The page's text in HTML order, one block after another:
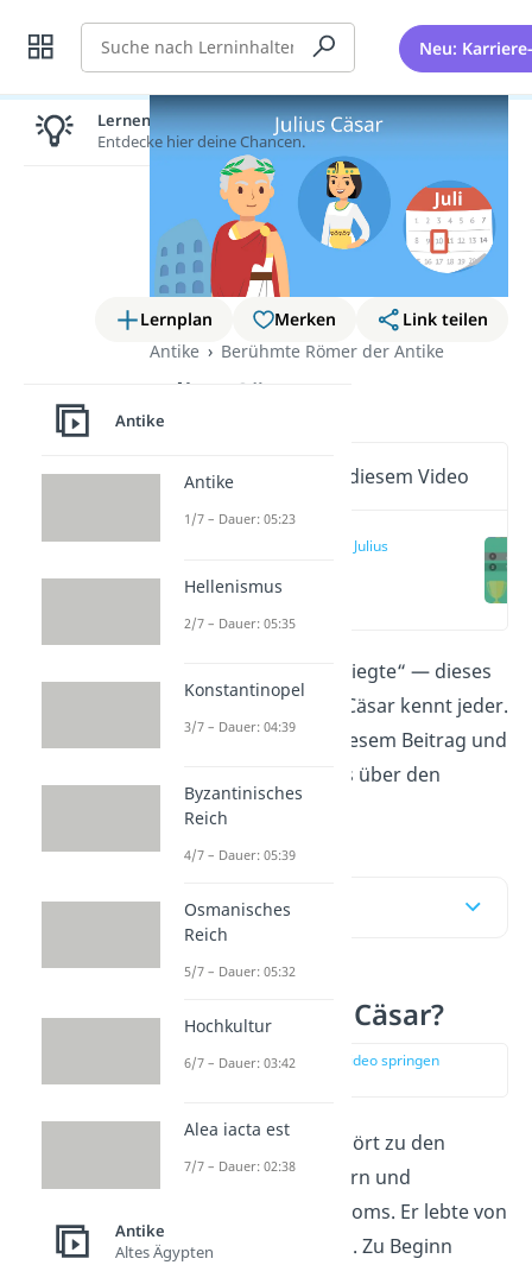
Suche Neu:
Lernplan Merken
Link teilen
Antike
Berühmte Römer der Antike
Julius Cäsar
Wichtige Inhalte in diesem Video
Wer war Julius
„Ich kam, ich sah, ich siegte“ — dieses
Sprichwort von Julius Cäsar kennt jeder.
Aber wer war er? In diesem Beitrag und
erfährst du alles über den
berühmten Politiker.
Inhaltsübersicht
Wer war Julius Cäsar?
zur Stelle im Video springen
Gaius Julius Cäsar
gehört zu den
berühmtesten Politikern und
Feldherren des alten Roms. Er lebte von
100 bis 44 vor Christus. Zu Beginn
Lernen lohnt sich!
Entdecke hier deine Chancen.
Antike
Antike
1/7 – Dauer: 05:23
Hellenismus
2/7 – Dauer: 05:35
Konstantinopel
3/7 – Dauer: 04:39
Byzantinisches
Reich
4/7 – Dauer: 05:39
Osmanisches
Reich
5/7 – Dauer: 05:32
Hochkultur
6/7 – Dauer: 03:42
Alea iacta est
7/7 – Dauer: 02:38
Antike
Altes Ägypten